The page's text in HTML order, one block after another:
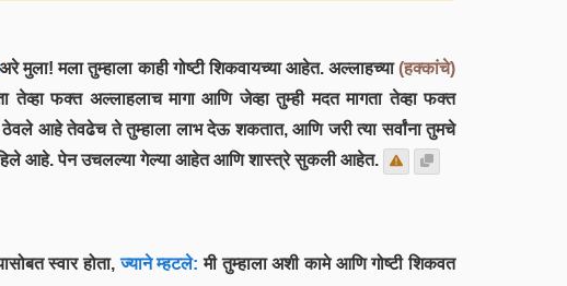
अरे मुला! मला तुम्हाला काही गोष्टी शिकवायच्या आहेत. अल्लाहच्या(हक्कांचे)
तेव्हा फक्त अल्लाहलाच मागा आणि जेव्हा तुम्ही मदत मागता तेव्हा फक्त
आहे तेवढेच ते तुम्हाला लाभ देऊ शकतात, आणि जरी त्या सर्वांना तुमचे
आहे. पेन उचलल्या गेल्या आहेत आणि शास्त्रे सुकली आहेत.
स्वार होता, ज्याने म्हटले: मी तुम्हाला अशी कामे आणि गोष्टी शिकवत